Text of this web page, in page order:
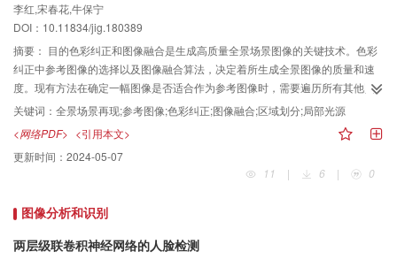
提高信噪比值0.04~2.96 dB和0.14~3.19 dB；在高噪声（加4%噪声）不同模糊
核下，能分别提高0.19~4.50 dB和0.20~3.63 dB，同时本文算法相比2017年
Pan等人提出的算法（加2%噪声）能提升0.15~0.36 dB。此外，本文算法在主
观视觉上能获得更清晰的纹理和边缘结构信息。结论本文算法在主客观评价上
都表现出了良好的去模糊性能，可应用在自然图像和低照明图像等的去模糊领
域。
李红,宋春花,牛保宁
DOI：10.11834/jig.180389
摘要： 目的色彩纠正和图像融合是生成高质量全景场景图像的关键技术。色彩
纠正中参考图像的选择以及图像融合算法，决定着所生成全景图像的质量和速
度。现有方法在确定一幅图像是否适合作为参考图像时，需要遍历所有其他图
像，计算其作为参考图像进行色彩纠正的效果，复杂度高，速度慢；在图像融
合时存在融合质量与融合速度之间的矛盾。因此，如何快速生成高质量的全景
图像就成为全景场景再现的主要诉求。为此本文提出优化的参考图像自动选择
的色彩纠正方法和基于重叠区域划分的分区融合方法。方法针对参考图像选择
算法复杂度高的问题，根据图像质量与稳定性通常呈反比关系的事实，采用贪
像作为参考图像的评价指标，在保证参考图像满足色彩纠正需求的前提下，大
重叠区域划分为接缝区域和非接缝区域，利用泊松融合的接缝不可见性和线性
关键词： 全景场景再现;参考图像;色彩纠正;图像融合;区域划分;局部光源
<网络PDF> <引用本文>
更新时间： 2024-05-07
11
| 6 | 0
图像分析和识别
两层级联卷积神经网络的人脸检测